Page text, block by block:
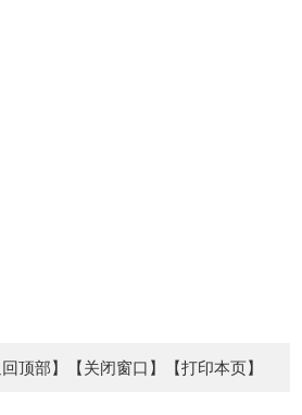
回顶部】 【关闭窗口】 【打印本页】